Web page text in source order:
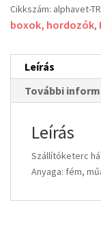
Cikkszám: alphavet-
boxok, hordozók,
Leírás
További
Leírás
Szállítóketerc
Anyaga: fém,